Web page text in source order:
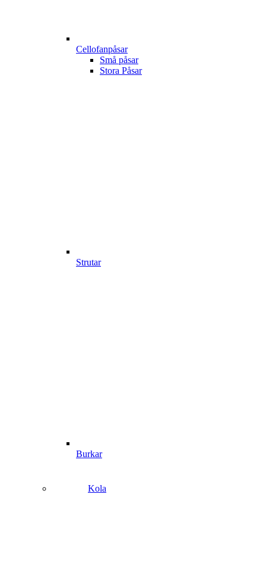
Cellofanpåsar
Små påsar
Stora Påsar
Strutar
Burkar
Kola